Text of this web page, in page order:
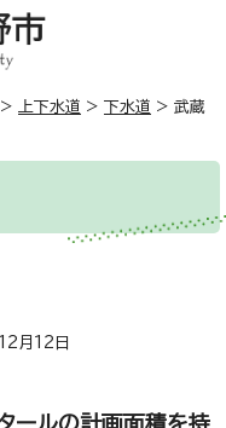
> 上下水道 > 下水道 > 武蔵
月12日
ールの計画面積を持